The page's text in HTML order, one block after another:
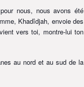
nous, nous avons été
Khadîdjah, envoie des
vers toi, montre-lui ton
au nord et au sud de la